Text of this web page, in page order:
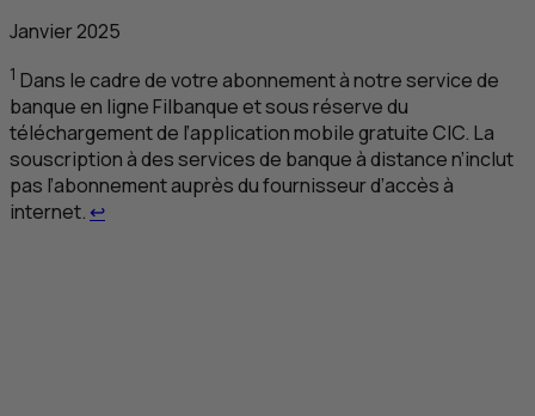
Janvier 2025
1 Dans le cadre de votre abonnement à notre service de
banque en ligne Filbanque et sous réserve du
téléchargement de l’application mobile gratuite CIC. La
souscription à des services de banque à distance n’inclut
pas l’abonnement auprès du fournisseur d’accès à
internet. ↩Retour au renvoi 1